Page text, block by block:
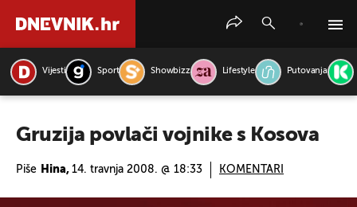
Vijesti Sport Showbizz Lifestyle Putovanja
Gruzija povlači vojnike s Kosova
Piše Hina, 14. travnja 2008. @ 18:33 KOMENTARI
PRETRAŽITE VIJESTI